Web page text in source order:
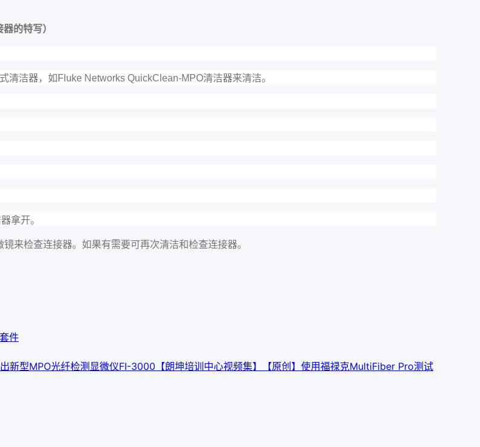
器的特写）
清洁器，如 Fluke Networks QuickClean-MPO清洁器来清洁。
拿开。
镜来检查连接器。如果有需要可再次清洁和检查连接器。
件
新型MPO光纤检测显微仪FI-3000 【朗坤培训中心视频集】【原创】使用福禄克MultiFiber Pro测试